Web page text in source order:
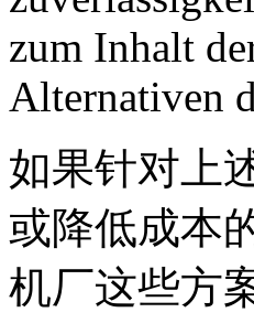
zum Inhalt
Alternativen
如果针对上
或降低成本
机厂这些方